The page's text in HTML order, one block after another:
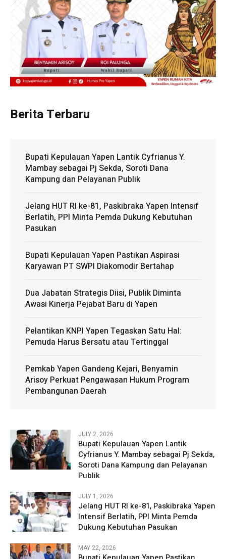
Berita Terbaru
Bupati Kepulauan Yapen Lantik Cyfrianus Y.
Mambay sebagai Pj Sekda, Soroti Dana
Kampung dan Pelayanan Publik
Jelang HUT RI ke-81, Paskibraka Yapen Intensif
Berlatih, PPI Minta Pemda Dukung Kebutuhan
Pasukan
Bupati Kepulauan Yapen Pastikan Aspirasi
Karyawan PT SWPI Diakomodir Bertahap
Dua Jabatan Strategis Diisi, Publik Diminta
Awasi Kinerja Pejabat Baru di Yapen
Pelantikan KNPI Yapen Tegaskan Satu Hal:
Pemuda Harus Bersatu atau Tertinggal
Pemkab Yapen Gandeng Kejari, Benyamin
Arisoy Perkuat Pengawasan Hukum Program
Pembangunan Daerah
JULY 2, 2026
Bupati Kepulauan Yapen Lantik
Cyfrianus Y. Mambay sebagai Pj Sekda,
Soroti Dana Kampung dan Pelayanan
Publik
JULY 1, 2026
Jelang HUT RI ke-81, Paskibraka Yapen
Intensif Berlatih, PPI Minta Pemda
Dukung Kebutuhan Pasukan
MAY 22, 2026